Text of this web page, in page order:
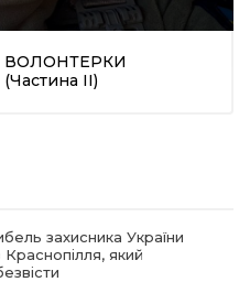
ВОЛОНТЕРКИ
ІІ)
захисника України
який